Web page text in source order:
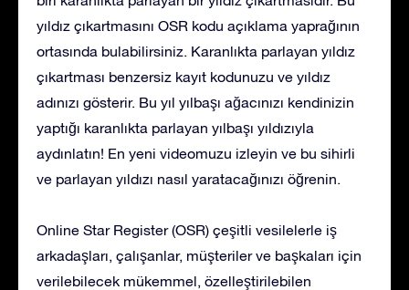
yıldız çıkartmasını OSR kodu açıklama yaprağının
ortasında bulabilirsiniz. Karanlıkta parlayan yıldız
çıkartması benzersiz kayıt kodunuzu ve yıldız
adınızı gösterir. Bu yıl yılbaşı ağacınızı kendinizin
yaptığı karanlıkta parlayan yılbaşı yıldızıyla
aydınlatın! En yeni videomuzu izleyin ve bu sihirli
ve parlayan yıldızı nasıl yaratacağınızı öğrenin.
Online Star Register (OSR) çeşitli vesilelerle iş
arkadaşları, çalışanlar, müşteriler ve başkaları için
verilebilecek mükemmel, özelleştirilebilen